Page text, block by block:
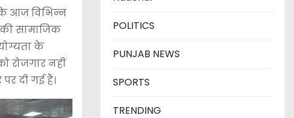
आज विभिन्न
सामाजिक
के
रोजगार नहीं
दी गई हैं।
POLITICS
PUNJAB NEWS
SPORTS
TRENDING